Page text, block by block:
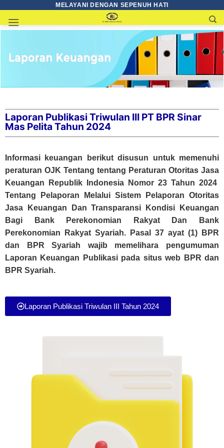
MELAYANI DENGAN SEPENUH HATI
Laporan Publikasi Triwulan III PT BPR Sinar
Mas Pelita Tahun 2024
Informasi keuangan berikut disusun untuk memenuhi
peraturan OJK Tentang tentang Peraturan Otoritas Jasa
Keuangan Republik Indonesia Nomor 23 Tahun 2024
Tentang Pelaporan Melalui Sistem Pelaporan Otoritas
Jasa Keuangan Dan Transparansi Kondisi Keuangan
Bagi Bank Perekonomian Rakyat Dan Bank
Perekonomian Rakyat Syariah.
Pasal 37 ayat (1)
BPR
dan BPR Syariah wajib memelihara pengumuman
Laporan Keuangan Publikasi pada situs web BPR dan
BPR Syariah.
Laporan Publikasi Triwulan III Tahun 2024